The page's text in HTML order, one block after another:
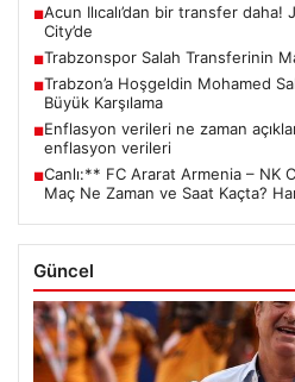
■Acun Ilıcalı’dan bir transfer
City’de
■Trabzonspor Salah Transferinin
■Trabzon’a Hoşgeldin Mohamed
Büyük Karşılama
■Enflasyon verileri ne zaman
enflasyon verileri
■Canlı:** FC Ararat Armenia – NK
Maç Ne Zaman ve Saat Kaçta?
Güncel